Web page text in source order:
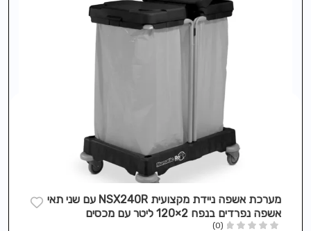
מערכת אשפה ניידת מקצועית NSX240R עם שני תאי
אשפה נפרדים בנפח 2×120 ליטר עם מכסים
(0)